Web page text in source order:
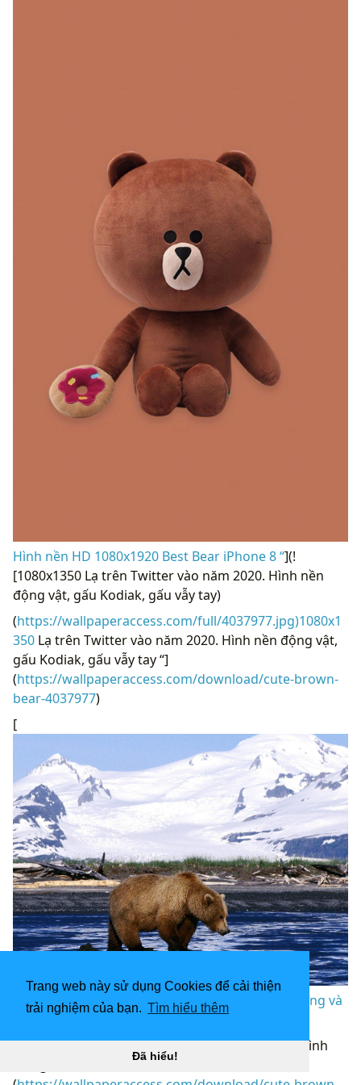
Trang web này sử dụng Cookies để cải thiện
trải nghiệm của bạn. Tìm hiểu thêm
Đã hiểu!
Hình nền HD 1080x1920 Best Bear iPhone 8 “](!
[1080x1350 Lạ trên Twitter vào năm 2020. Hình nền
động vật, gấu Kodiak, gấu vẫy tay)
(https://wallpaperaccess.com/full/4037977.jpg)1080x1
350 Lạ trên Twitter vào năm 2020. Hình nền động vật,
gấu Kodiak, gấu vẫy tay “]
(https://wallpaperaccess.com/download/cute-brown-
bear-4037977)
[
Hình nền gấu nâu 1600x1200 - Thú cưng dễ thương và
ngoan ngoãn “
](![Hình ảnh gấu con 1000x1082)
(https://wallpaperaccess.com/full/6229283.jpg)Hình
ảnh gấu con 1000x1082 “]